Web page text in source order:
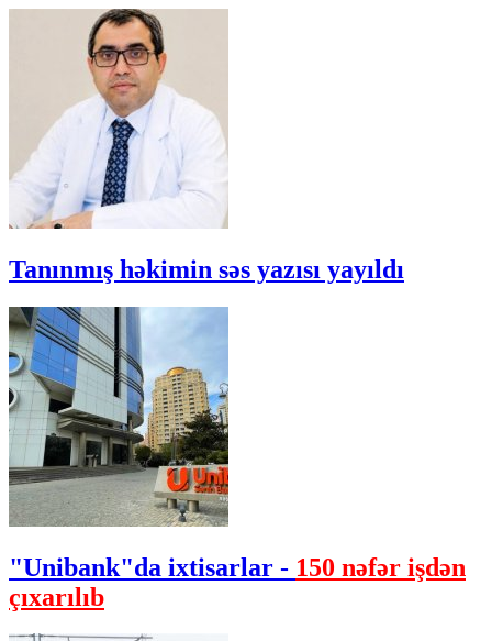
Tanınmış həkimin səs yazısı yayıldı
"Unibank"da ixtisarlar - 150 nəfər işdən
çıxarılıb